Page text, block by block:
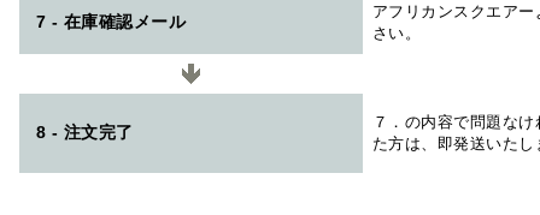
7 - 在庫確認メール
アフリカンスクエアー
さい。
8 - 注文完了
７．の内容で問題な
た方は、即発送いたし